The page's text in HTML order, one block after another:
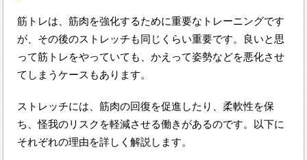
筋トレは、筋肉を強化するために重要なトレーニングです
が、その後のストレッチも同じくらい重要です。良いと思
って筋トレをやっていても、かえって姿勢などを悪化させ
てしまうケースもあります。
ストレッチには、筋肉の回復を促進したり、柔軟性を保
ち、怪我のリスクを軽減させる働きがあるのです。以下に
それぞれの理由を詳しく解説します。